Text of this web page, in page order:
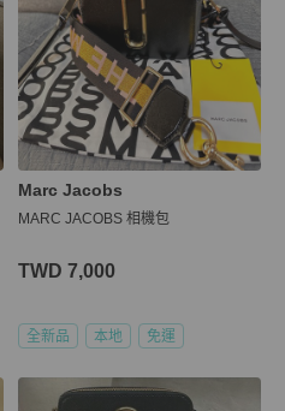
Marc Jacobs
MARC JACOBS 相機包
TWD 7,000
全新品 本地 免運